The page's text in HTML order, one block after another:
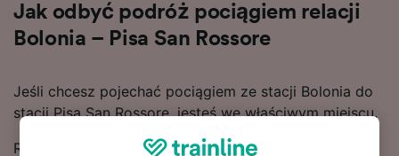
Jak odbyć podróż pociągiem relacji
Bolonia – Pisa San Rossore
Jeśli chcesz pojechać pociągiem ze stacji Bolonia do
stacji Pisa San Rossore, jesteś we właściwym miejscu.
Relacja Bolonia – Pisa San Rossore jest obsługiwana